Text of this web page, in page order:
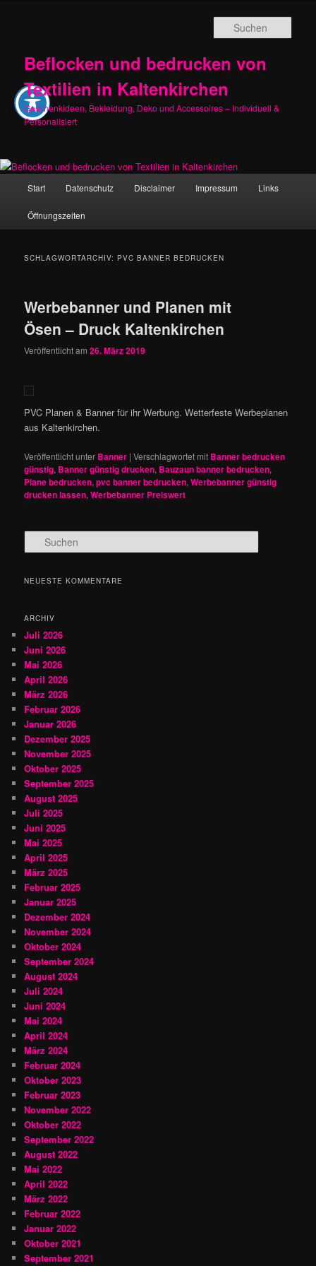
Beflocken und bedrucken von
Textilien in Kaltenkirchen
Geschenkideen, Bekleidung, Deko und Accessoires – Individuell &
Personalisiert
Start Datenschutz Disclaimer Impressum Links
Öffnungszeiten
SCHLAGWORTARCHIV: PVC BANNER BEDRUCKEN
Werbebanner und Planen mit
Ösen – Druck Kaltenkirchen
Veröffentlicht am26. März 2019
PVC Planen & Banner für ihr Werbung. Wetterfeste Werbeplanen
aus Kaltenkirchen.
Veröffentlicht unter Banner |Verschlagwortet mit Banner bedrucken
günstig, Banner günstig drucken, Bauzaun banner bedrucken,
Plane bedrucken,pvc banner bedrucken,Werbebanner günstig
drucken lassen,Werbebanner Preiswert
u
h
NEUESTE KOMMENTARE
ARCHIV
Juli 2026
Juni 2026
Mai 2026
April 2026
März 2026
Februar 2026
Januar 2026
Dezember 2025
November 2025
Oktober 2025
September 2025
August 2025
Juli 2025
Juni 2025
Mai 2025
April 2025
März 2025
Februar 2025
Januar 2025
Dezember 2024
November 2024
Oktober 2024
September 2024
August 2024
Juli 2024
Juni 2024
Mai 2024
April 2024
März 2024
Februar 2024
Oktober 2023
Februar 2023
November 2022
Oktober 2022
September 2022
August 2022
Mai 2022
April 2022
März 2022
Februar 2022
Januar 2022
Oktober 2021
September 2021